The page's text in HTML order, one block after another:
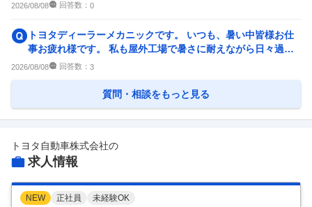
2026/08/08 回答数： 0
トヨタディーラーメカニックです。 いつも、暑い中皆様お仕
事お疲れ様です。 私も屋外工場で暑さに耐えながら日々過ご
しております。そこで質...
2026/08/08 回答数： 3
質問・相談をもっと見る
トヨタ自動車株式会社の
求人情報
NEW 正社員 未経験OK